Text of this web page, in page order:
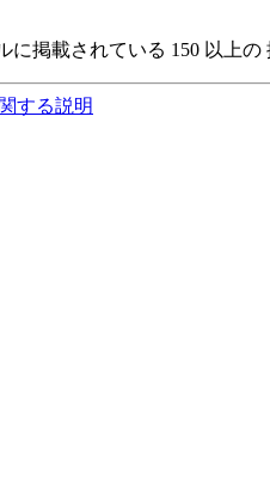
に掲載されている 150 以上
する説明